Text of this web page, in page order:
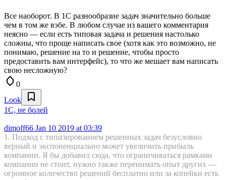
Все наоборот. В 1С разнообразие задач значительно больше
чем в том же вэбе. В любом случае из вашего комментария
неясно — если есть типовая задача и решения настолько
сложны, что проще написать свое (хотя как это возможно, не
понимаю, решение на то и решение, чтобы просто
предоставить вам интерфейс), то что же мешает вам написать
свою несложную?
0
Look
1С, не болей
dimoff66 Jan 10 2019 at 03:39
1. Подход с типизированием решенных задач безусловно
верный и экспоненциально может увеличить прибыль
компании. Я бы добавил сюда, что ограничиваться рамками
компании не стоит, нужно также перенимать опыт других —
огромное количество решений бесплатно или за копейки есть